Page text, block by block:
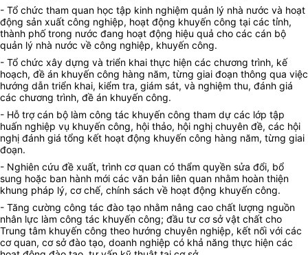
- Tổ chức tham quan học tập kinh nghiệm quản lý nhà nước và hoạt
động sản xuất công nghiệp, hoạt động khuyến công tại các tỉnh,
thành phố trong nước đang hoạt động hiệu quả cho các cán bộ
quản lý nhà nước về công nghiệp, khuyến công.
- Tổ chức xây dựng và triển khai thực hiện các chương trình, kế
hoạch, đề án khuyến công hàng năm, từng giai đoạn thông qua việc
hướng dẫn triển khai, kiểm tra, giám sát, và nghiệm thu, đánh giá
các chương trình, đề án khuyến công.
- Hỗ trợ cán bộ làm công tác khuyến công tham dự các lớp tập
huấn nghiệp vụ khuyến công, hội thảo, hội nghị chuyên đề, các hội
nghị đánh giá tổng kết hoạt động khuyến công hàng năm, từng giai
đoạn.
- Nghiên cứu đề xuất, trình cơ quan có thẩm quyền sửa đổi, bổ
sung hoặc ban hành mới các văn bản liên quan nhằm hoàn thiện
khung pháp lý, cơ chế, chính sách về hoạt động khuyến công.
- Tăng cường công tác đào tạo nhằm nâng cao chất lượng nguồn
nhân lực làm công tác khuyến công; đầu tư cơ sở vật chất cho
Trung tâm khuyến công theo hướng chuyên nghiệp, kết nối với các
cơ quan, cơ sở đào tạo, doanh nghiệp có khả năng thực hiện các